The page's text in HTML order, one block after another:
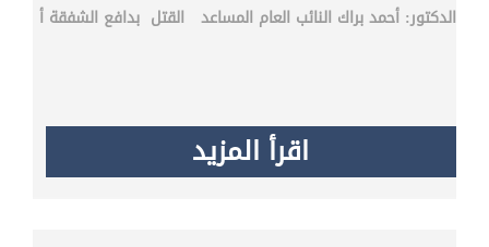
الدكتور: أحمد براك النائب العام المساعد‎ القتل بدافع الشفقة أ
اقرأ المزيد